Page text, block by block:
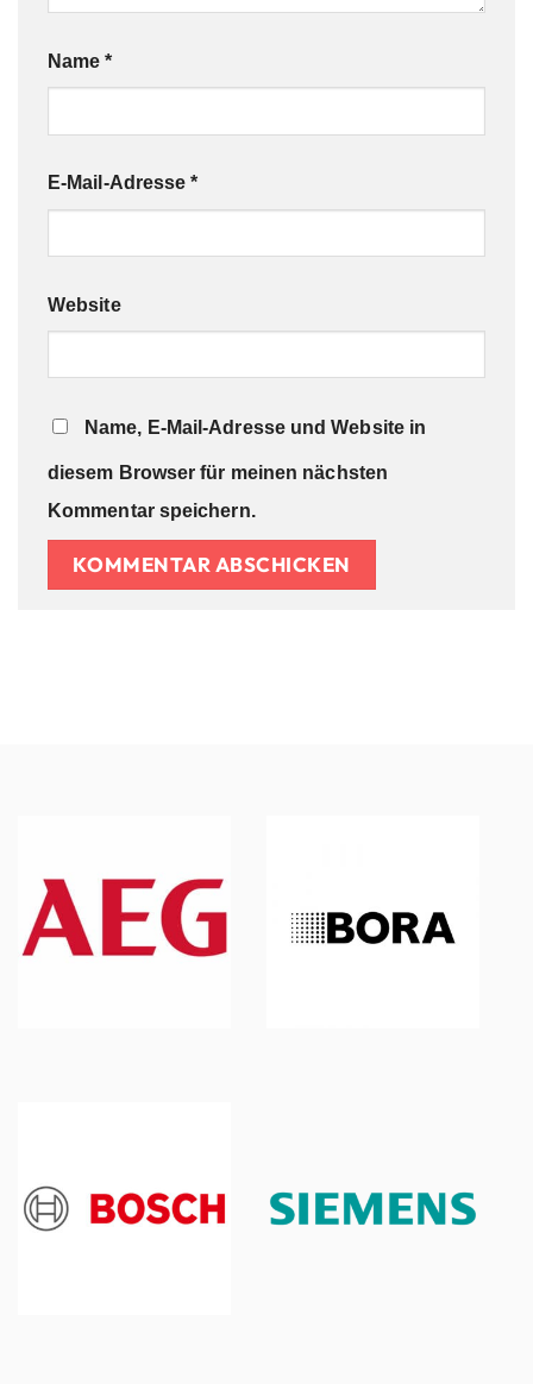
Name*
E-Mail-Adresse*
Website
Name, E-Mail-Adresse und Website in
diesem Browser für meinen nächsten
Kommentar speichern.